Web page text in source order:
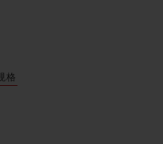
格